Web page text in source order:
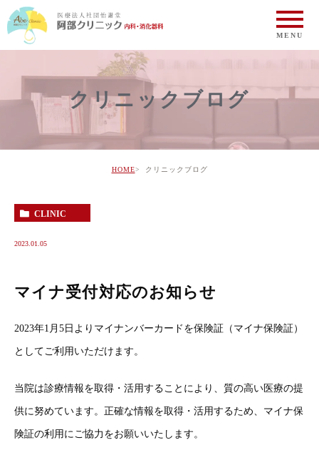
クリニックブログ
HOME クリニックブログ
CLINIC
2023.01.05
マイナ受付対応のお知らせ
2023年1月5日よりマイナンバーカードを保険証（マイナ保険証）
としてご利用いただけます。
当院は診療情報を取得・活用することにより、質の高い医療の提
供に努めています。正確な情報を取得・活用するため、マイナ保
険証の利用にご協力をお願いいたします。